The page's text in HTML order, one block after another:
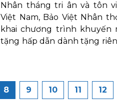
Nhân tháng tri ân và tôn
Việt Nam, Bảo Việt Nhân
khai chương trình khuyến
tặng hấp dẫn dành tặng
8 9 10 11 12